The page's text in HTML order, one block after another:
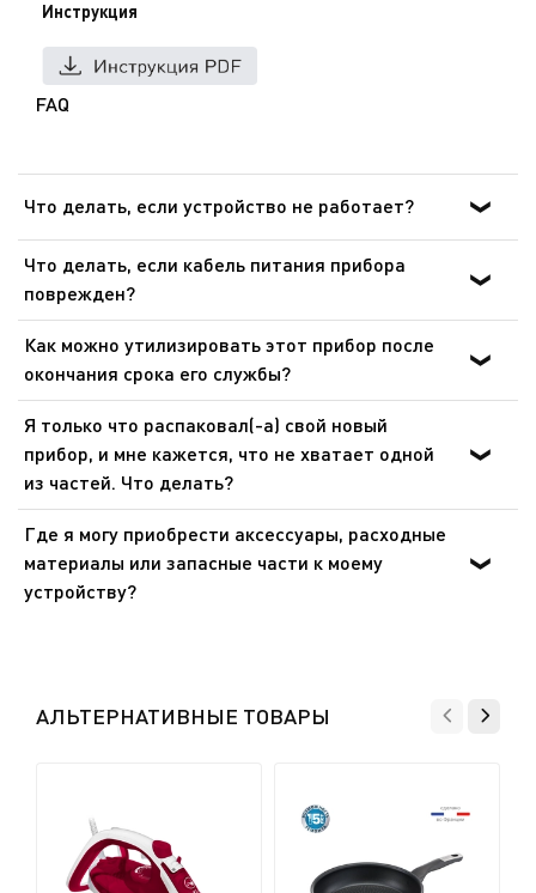
Инструкция
FAQ
Что делать, если устройство не работает?
После ознакомления с инструкциями по запуску
прибора в руководстве пользователя убедитесь, что
электрическая розетка находится в рабочем состоянии,
подключив к ней другое устройство. Если прибор не
заработал, не пытайтесь разобрать или
отремонтировать его. Отнесите прибор в
авторизованный центр технического обслуживания.
Что делать, если кабель питания прибора
поврежден?
Не пользуйтесь устройством. Во избежание опасной
ситуации, замените кабель в центре технического
обслуживания.
Как можно утилизировать этот прибор после
окончания срока его службы?
В приборе содержатся ценные материалы, которые
могут быть подвергнуты вторичной переработке.
Отнесите его на городской пункт сбора отходов.
Я только что распаковал(-а) свой новый
прибор, и мне кажется, что не хватает одной
из частей. Что делать?
Если вам кажется, что каких-то частей не хватает,
позвоните в службу поддержки, и мы поможем вам
найти приемлемое решение.
Где я могу приобрести аксессуары, расходные
материалы или запасные части к моему
устройству?
АЛЬТЕРНАТИВНЫЕ ТОВАРЫ